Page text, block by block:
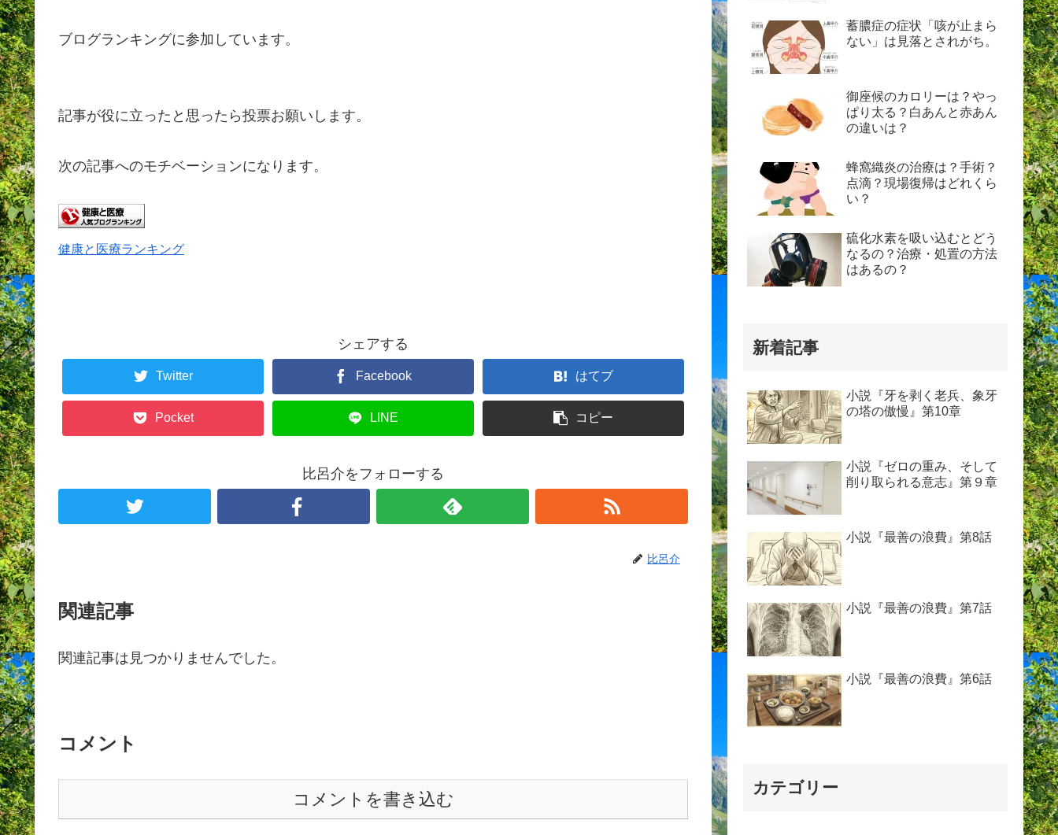
ブログランキングに参加しています。
記事が役に立ったと思ったら投票お願いします。
次の記事へのモチベーションになります。
健康と医療ランキング
シェアする
Twitter Facebook はてブ
Pocket LINE コピー
比呂介をフォローする
比呂介
関連記事
関連記事は見つかりませんでした。
コメント
コメントを書き込む
蓄膿症の症状「咳が止まら
ない」は見落とされがち。
御座候のカロリーは？やっ
ぱり太る？白あんと赤あん
の違いは？
蜂窩織炎の治療は？手術？
点滴？現場復帰はどれくら
い？
硫化水素を吸い込むとどう
なるの？治療・処置の方法
はあるの？
新着記事
小説『牙を剥く老兵、象牙
の塔の傲慢』第10章
小説『ゼロの重み、そして
削り取られる意志』第９章
小説『最善の浪費』第8話
小説『最善の浪費』第7話
小説『最善の浪費』第6話
カテゴリー